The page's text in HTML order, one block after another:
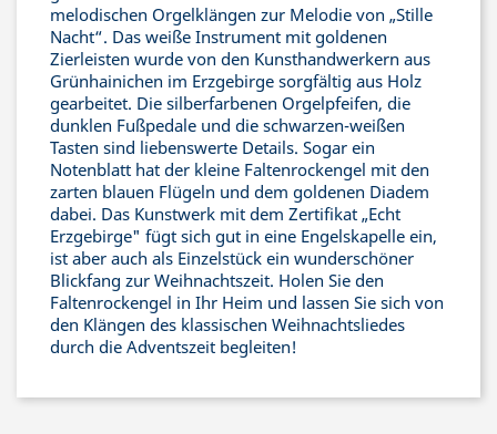
melodischen Orgelklängen zur Melodie von „Stille
Nacht“. Das weiße Instrument mit goldenen
Zierleisten wurde von den Kunsthandwerkern aus
Grünhainichen im Erzgebirge sorgfältig aus Holz
gearbeitet. Die silberfarbenen Orgelpfeifen, die
dunklen Fußpedale und die schwarzen-weißen
Tasten sind liebenswerte Details. Sogar ein
Notenblatt hat der kleine Faltenrockengel mit den
zarten blauen Flügeln und dem goldenen Diadem
dabei. Das Kunstwerk mit dem Zertifikat „Echt
Erzgebirge" fügt sich gut in eine Engelskapelle ein,
ist aber auch als Einzelstück ein wunderschöner
Blickfang zur Weihnachtszeit. Holen Sie den
Faltenrockengel in Ihr Heim und lassen Sie sich von
den Klängen des klassischen Weihnachtsliedes
durch die Adventszeit begleiten!